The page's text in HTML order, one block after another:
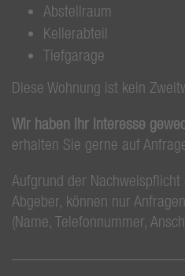
Abstellraum
Kellerabteil
Tiefgarage
Diese Wohnung ist kein
Wir haben Ihr Interesse
erhalten Sie gerne auf
Aufgrund der Nachweispflicht
Abgeber, können nur
(Name, Telefonnummer,